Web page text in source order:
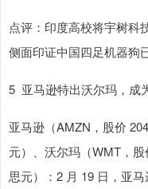
点评：印度高校将宇树科
侧面印证中国四足机器狗
5 亚马逊特出沃尔玛，成
亚马逊（AMZN，股价
元）、沃尔玛（WMT，
思元）：2 月 19 日，亚